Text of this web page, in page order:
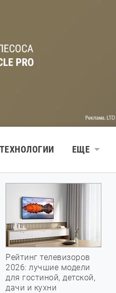
ТЕХНОЛОГИИ ЕЩЕ
Рейтинг телевизоров
2026: лучшие модели
для гостиной, детской,
дачи и кухни